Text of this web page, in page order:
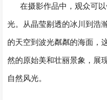
在摄影作品中，观众可
光。从晶莹剔透的冰川到浩
的天空到波光粼粼的海面，
然的原始美和壮丽景象，展
自然风光。